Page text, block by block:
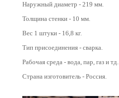
Наружный диаметр - 219 мм.
Толщина стенки - 10 мм.
Вес 1 штуки - 16,8 кг.
Тип присоединения - сварка.
Рабочая среда - вода, пар, газ и тд.
Страна изготовитель - Россия.